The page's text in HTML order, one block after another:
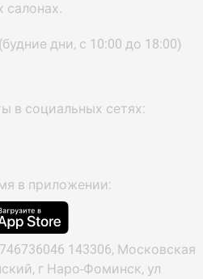
салонах.
дни, с 10:00 до 18:00)
в социальных сетях:
в приложении:
143306, Московская
г Наро-Фоминск, ул